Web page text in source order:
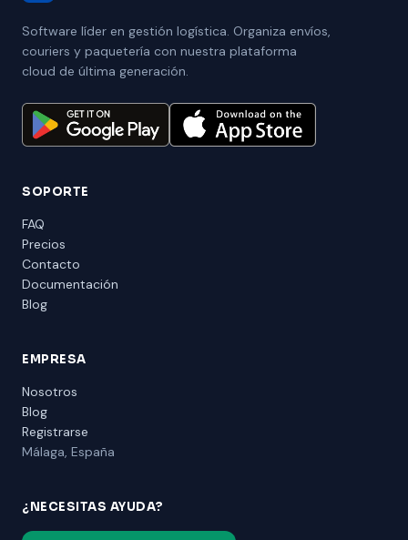
Software líder en gestión logística. Organiza envíos,
couriers y paquetería con nuestra plataforma
cloud de última generación.
SOPORTE
FAQ
Precios
Contacto
Documentación
Blog
EMPRESA
Nosotros
Blog
Registrarse
Málaga, España
¿NECESITAS AYUDA?